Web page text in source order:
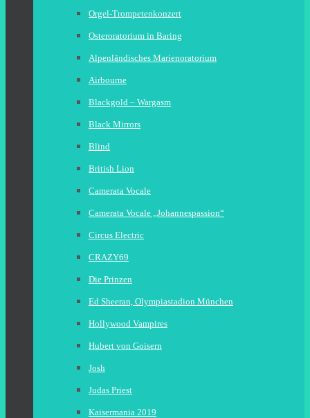
Orgel-Trompetenkonzert
Osteroratorium in Baring
Alpenländisches Marienoratorium
Airbourne
Blackgold – Wargasm
Black Mirrors
Blind
British Lion
Camerata Vocale
Camerata Vocale „Johannespassion“
Circus Electric
CRAZY69
Die Prinzen
Ed Sheeran, Olympiastadion München
Hollywood Vampires
Hubert von Goisern
Josh
Judas Priest
Kaisermania 2019